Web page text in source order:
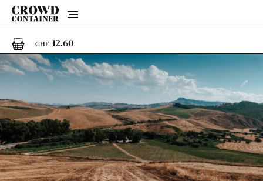
Menu
CHF 12.601 Artikel im Warenkorb